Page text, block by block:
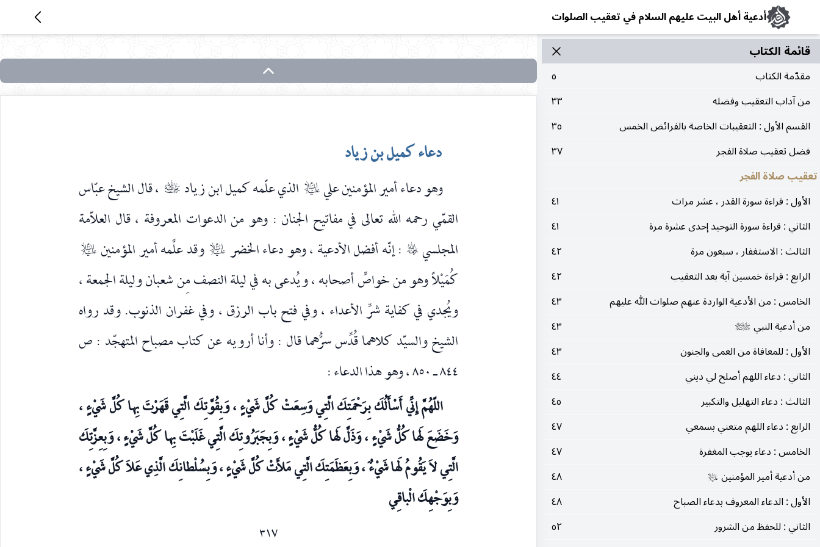
أدعية أهل البيت عليهم السلام في تعقيب الصلوات
قائمة الکتاب
مقدّمة الكتاب
٥
من آداب التعقيب وفضله
٣٣
القسم الأول : التعقيبات الخاصة بالفرائض الخمس
٣٥
فضل تعقيب صلاة الفجر
٣٧
تعقيب صلاة الفجر
الأول : قراءة سورة القدر ، عشر مرات
٤١
الثاني : قراءة سورة التوحيد إحدى عشرة مرة
٤١
الثالث : الاستغفار ، سبعون مرة
٤٢
الرابع : قراءة خمسين آية بعد التعقيب
٤٢
الخامس : من الأدعية الواردة عنهم صلوات الله عليهم
٤٣
من أدعية النبي صلى‌الله‌عليه‌وآله‌وسلم
٤٣
الأول : للمعافاة من العمى والجنون
٤٣
الثاني : دعاء اللهم أصلح لي ديني
٤٤
الثالث : دعاء التهليل والتكبير
٤٥
الرابع : دعاء اللهم متعني بسمعي
٤٧
الخامس : دعاء يوجب المغفرة
٤٧
من أدعية أمير المؤمنين عليه‌السلام
٤٨
الأول : الدعاء المعروف بدعاء الصباح
٤٨
الثاني : للحفظ من الشرور
٥٢
البحث
البحث
في
دعاء كميل بن زياد
وهو دعاء أمير المؤمنين علي عليه‌السلام الذي علّمه كميل ابن زياد رضي‌الله‌عنه ، قال الشيخ عبّاس
القمّي رحمه الله تعالى في مفاتيح الجنان : وهو من الدعوات المعروفة ، قال العلاّمة
المجلسي رحمه‌الله : إنّه أفضل الأدعية ، وهو دعاء الخضر عليه‌السلام وقد علَّمه أمير المؤمنين عليه‌السلام
كُمَيْلاً وهو من خواصِّ أصحابه ، ويُدعى به في ليلة النصف مِن شعبان وليلة الجمعة ،
ويُجدي في كفاية شرِّ الأعداء ، وفي فتح باب الرزق ، وفي غفران الذنوب. وقد رواه
الشيخ والسيّد كلاهما قُدِّس سرُّهما قال : وأنا أرويه عن كتاب مصباح المتهجّد : ص
٨٤٤ ـ ٨٥٠ ، وهو هذا الدعاء :
اللّهُمَّ إِنِّي أَسْأَلُكَ بِرَحْمَتِكَ الَّتِي وَسِعَتْ كُلَّ شَيْءٍ ، وَبِقُوَّتِكَ الَّتِي قَهَرْتَ بِها كُلَّ شَيْءٍ ،
وَخَضَعَ لَها كُلُّ شَيْءٍ ، وَذَلَّ لَها كُلُّ شَيْءٍ ، وَبِجَبَرُوتِكَ الَّتِي غَلَبْتَ بِها كُلَّ شَيْءٍ ، وَبِعِزَّتِكَ
الَّتِي لاَ يَقُومُ لَها شَيْءٌ ، وَبِعَظَمَتِكَ الَّتِي مَلأَتْ كُلَّ شَيْءٍ ، وَبِسُلْطانِكَ الَّذِي عَلاَ كُلَّ شَيْءٍ ،
وَبِوَجْهِكَ الْباقِي
٣١٧